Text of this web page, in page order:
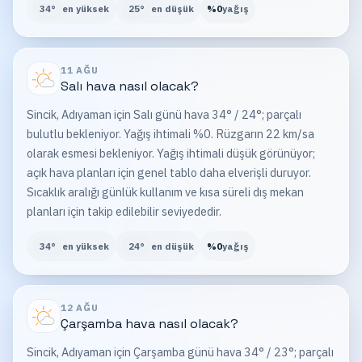
34° en yüksek 25° en düşük %0yağış
11 AĞU
Salı hava nasıl olacak?
Sincik, Adıyaman için Salı günü hava 34° / 24°; parçalı
bulutlu bekleniyor. Yağış ihtimali %0. Rüzgarın 22 km/sa
olarak esmesi bekleniyor. Yağış ihtimali düşük görünüyor;
açık hava planları için genel tablo daha elverişli duruyor.
Sıcaklık aralığı günlük kullanım ve kısa süreli dış mekan
planları için takip edilebilir seviyededir.
34° en yüksek 24° en düşük %0yağış
12 AĞU
Çarşambahava nasıl olacak?
Sincik, Adıyaman için Çarşamba günü hava 34° / 23°; parçalı